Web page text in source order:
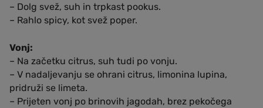
– Dolg svež, suh in trpkast pookus.
– Rahlo spicy, kot svež poper.
Vonj:
– Na začetku citrus, suh tudi po vonju.
– V nadaljevanju se ohrani citrus, limonina lupina,
pridruži se limeta.
– Prijeten vonj po brinovih jagodah, brez pekočega